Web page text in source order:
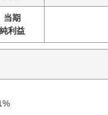
当期
純利益